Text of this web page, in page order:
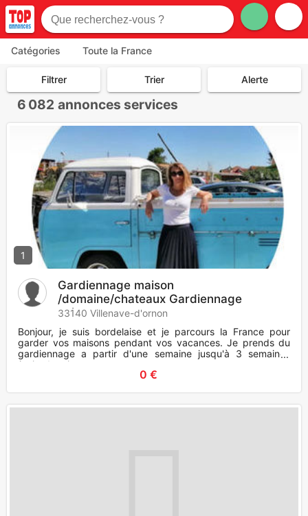
Catégories Toute la France
Filtrer Trier Alerte
6 082 annonces services
1
Gardiennage maison
/domaine/chateaux Gardiennage
animaux
33140 Villenave-d'ornon
Bonjour, je suis bordelaise et je parcours la France pour
garder vos maisons pendant vos vacances. Je prends du
gardiennage a partir d'une semaine jusqu'à 3 semaines
(voire 1 mois
0 €